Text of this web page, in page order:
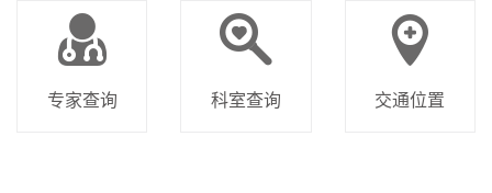
专家查询 科室查询 交通位置